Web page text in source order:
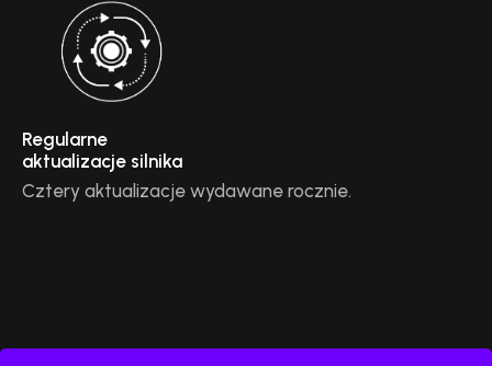
Regularne
aktualizacje silnika
Cztery aktualizacje wydawane rocznie.